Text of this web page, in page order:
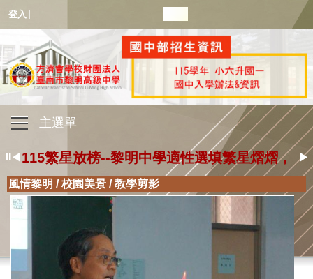
登入
主選單
⏸◀
115年度國一新生即將額滿，歡迎洽詢教務處
115繁星放榜--黎明中學適性選填繁星熠熠，
115繁星放榜--黎明中學適性選填繁星熠熠，
115繁星放榜--黎明中學適性選填繁星熠熠，
▶
風情黎明 /校園美景 /教學剪影